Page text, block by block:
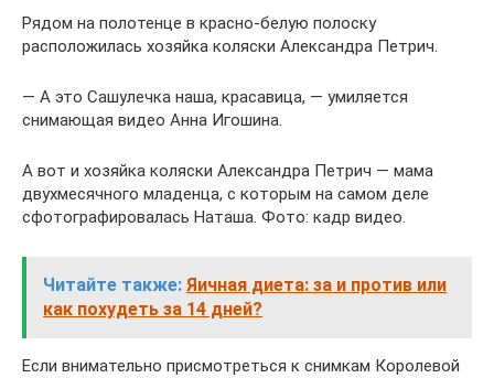
Рядом на полотенце в красно-белую полоску
расположилась хозяйка коляски Александра Петрич.
— А это Сашулечка наша, красавица, — умиляется
снимающая видео Анна Игошина.
А вот и хозяйка коляски Александра Петрич — мама
двухмесячного младенца, с которым на самом деле
сфотографировалась Наташа. Фото: кадр видео.
Читайте также: Яичная диета: за и против или
как похудеть за 14 дней?
Если внимательно присмотреться к снимкам Королевой